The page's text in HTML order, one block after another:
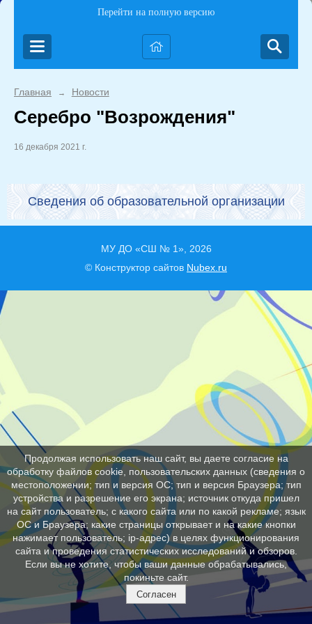
Перейти на полную версию
Главная → Новости
Серебро "Возрождения"
16 декабря 2021 г.
Сведения об образовательной организации
МУ ДО «СШ № 1», 2026
© Конструктор сайтов Nubex.ru
Продолжая использовать наш сайт, вы даете согласие на
обработку файлов cookie, пользовательских данных (сведения о
местоположении; тип и версия ОС; тип и версия Браузера; тип
устройства и разрешение его экрана; источник откуда пришел
на сайт пользователь; с какого сайта или по какой рекламе; язык
ОС и Браузера; какие страницы открывает и на какие кнопки
нажимает пользователь; ip-адрес) в целях функционирования
сайта и проведения статистических исследований и обзоров.
Если вы не хотите, чтобы ваши данные обрабатывались,
покиньте сайт.
Согласен